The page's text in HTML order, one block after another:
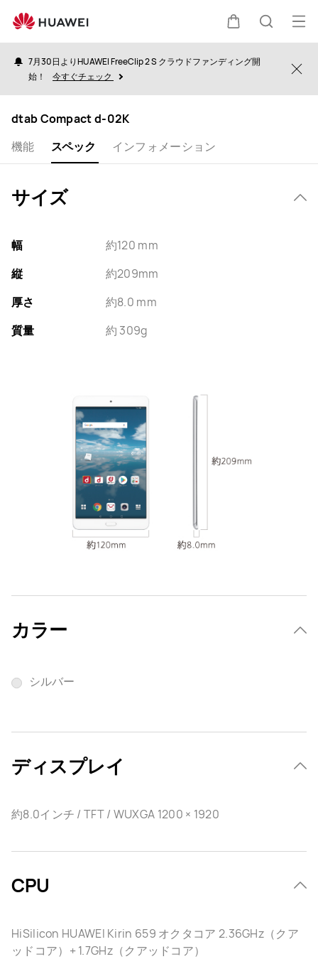
カ
検
オ
プ
ン
ュ
7月30日よりHUAWEI FreeClip 2 S クラウドファンディング開
始！
今すぐチェック
dtab Compact d-02K
機能
スペック インフォメーション
サイズ
幅
約120 mm
縦
約209mm
厚さ
約8.0 mm
質量
約 309g
カラー
シルバー
ディスプレイ
約8.0インチ / TFT / WUXGA 1200 × 1920
CPU
HiSilicon HUAWEI Kirin 659 オクタコア 2.36GHz（クア
ッドコア）+ 1.7GHz（クアッドコア）